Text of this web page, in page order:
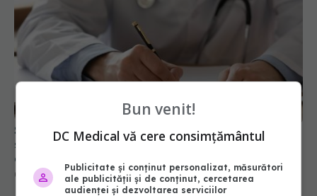
Schimbare majoră la examenul de medic
specialist din 2026. Toți candidații vor avea
aceleași subiecte
07 aug 2026, 11:52
Bun venit!
DC Medical vă cere consimțământul
Publicitate și conținut personalizat, măsurători
ale publicității și de conținut, cercetarea
audienței și dezvoltarea serviciilor